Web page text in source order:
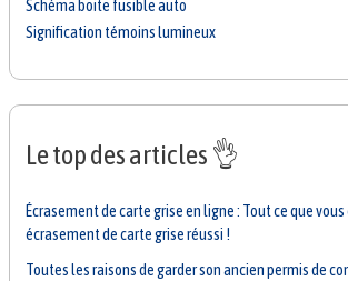
Schéma boite fusible auto
Signification témoins lumineux
Le top des articles 👌
Écrasement de carte grise en ligne : Tout ce que
écrasement de carte grise réussi !
Toutes les raisons de garder son ancien permis de